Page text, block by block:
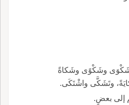
شَكْوَى وشَكْوًى وشَكاةً
وتَشَكَّى واشْتَكَى.
إلى بعضٍ.